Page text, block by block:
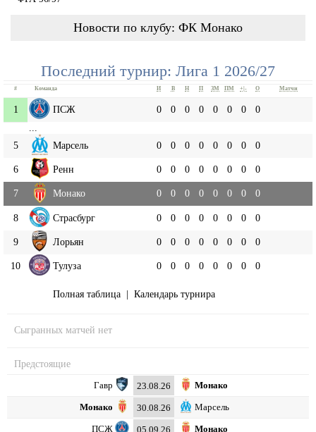
Новости по клубу: ФК Монако
Последний турнир: Лига 1 2026/27
# Команда И В Н П ЗМ ПМ +|- О Матчи
1 ПСЖ 0 0 0 0 0 0 0
0
5
Марсель 0 0 0 0 0 0 0 0
6 Ренн 0 0 0 0 0 0 0 0
7 Монако 0 0 0 0 0 0 0 0
8 Страсбург 0 0 0 0 0 0 0 0
9 Лорьян 0 0 0 0 0 0 0 0
10 Тулуза 0 0 0 0 0 0 0 0
Полная таблица | Календарь турнира
Сыгранных матчей нет
Предстоящие
Гавр 23.08.26 Монако
Монако 30.08.26 Марсель
ПСЖ 05.09.26 Монако